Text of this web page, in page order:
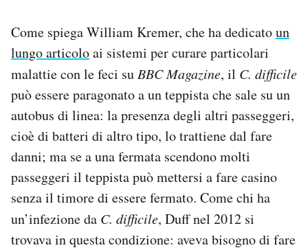
Come spiega William Kremer, che ha dedicatoun
lungo articoloai sistemi per curare particolari
malattie con le feci su BBC Magazine, il C. difficile
può essere paragonato a un teppista che sale su un
autobus di linea: la presenza degli altri passeggeri,
cioè di batteri di altro tipo, lo trattiene dal fare
danni; ma se a una fermata scendono molti
passeggeri il teppista può mettersi a fare casino
senza il timore di essere fermato. Come chi ha
un’infezione da C. difficile, Duff nel 2012 si
trovava in questa condizione: aveva bisogno di fare